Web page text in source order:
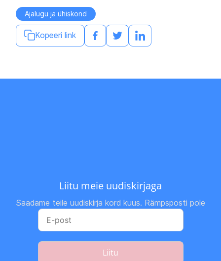
Ajalugu ja ühiskond
Kopeeri link
Liitu meie uudiskirjaga
Saadame teile uudiskirja kord kuus. Rämpsposti pole
Liitu